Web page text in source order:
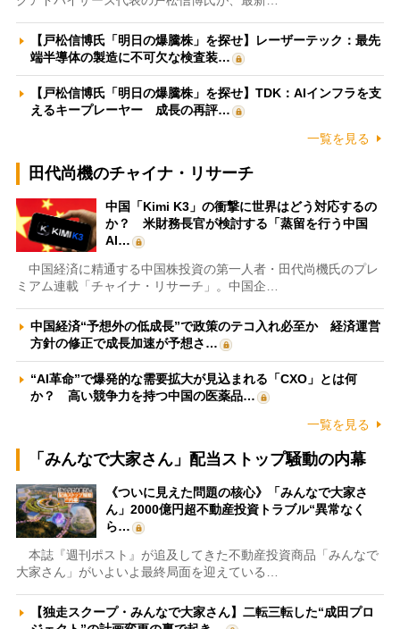
【戸松信博氏「明日の爆騰株」を探せ】レーザーテック：最先
端半導体の製造に不可欠な検査装…
【戸松信博氏「明日の爆騰株」を探せ】TDK：AIインフラを支
えるキープレーヤー 成長の再評…
一覧を見る
田代尚機のチャイナ・リサーチ
中国「Kimi K3」の衝撃に世界はどう対応するの
か？ 米財務長官が検討する「蒸留を行う中国
AI…
中国経済に精通する中国株投資の第一人者・田代尚機氏のプレ
ミアム連載「チャイナ・リサーチ」。中国企…
中国経済“予想外の低成長”で政策のテコ入れ必至か 経済運営
方針の修正で成長加速が予想さ…
“AI革命”で爆発的な需要拡大が見込まれる「CXO」とは何
か？ 高い競争力を持つ中国の医薬品…
一覧を見る
「みんなで大家さん」配当ストップ騒動の内幕
《ついに見えた問題の核心》「みんなで大家さ
ん」2000億円超不動産投資トラブル“異常なく
ら…
本誌『週刊ポスト』が追及してきた不動産投資商品「みんなで
大家さん」がいよいよ最終局面を迎えている…
【独走スクープ・みんなで大家さん】二転三転した“成田プロ